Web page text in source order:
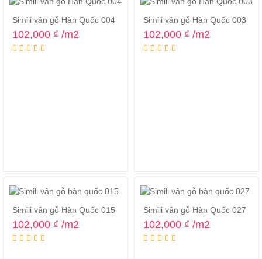
Simili vân gỗ Hàn Quốc 004
102,000 ₫ /m2
Simili vân gỗ Hàn Quốc 003
102,000 ₫ /m2
Simili vân gỗ Hàn Quốc 015
102,000 ₫ /m2
Simili vân gỗ Hàn Quốc 027
102,000 ₫ /m2